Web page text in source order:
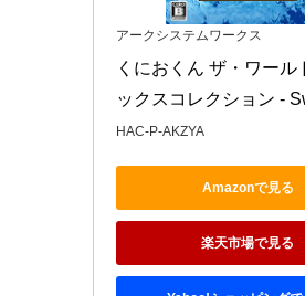
アークシステムワークス
くにおくん ザ・ワール
ックスコレクション -
HAC-P-AKZYA
Amazonで見る
楽天市場で見る